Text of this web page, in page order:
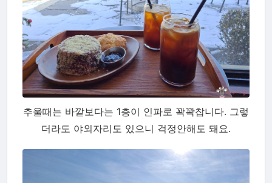
추울때는 바깥보다는 1층이 인파로 꽉꽉찹니다. 그렇
더라도 야외자리도 있으니 걱정안해도 돼요.